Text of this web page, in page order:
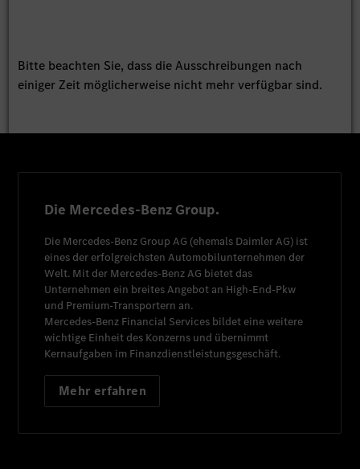
Bitte beachten Sie, dass die Ausschreibungen nach
einiger Zeit möglicherweise nicht mehr verfügbar sind.
Die Mercedes-Benz Group.
Die Mercedes-Benz Group AG (ehemals Daimler AG) ist
eines der erfolgreichsten Automobilunternehmen der
Welt. Mit der Mercedes-Benz AG bietet das
Unternehmen ein breites Angebot an High-End-Pkw
und Premium-Transportern an.
Mercedes-Benz Financial Services bildet eine weitere
wichtige Einheit des Konzerns und übernimmt
Kernaufgaben im Finanzdienstleistungsgeschäft.
Mehr erfahren